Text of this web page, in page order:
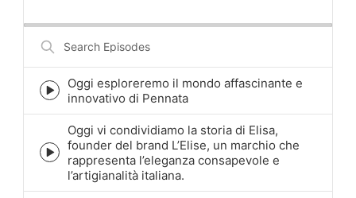
Search
Episodes
Episode
play
icon
Oggi esploreremo il mondo affascinante e
innovativo di Pennata
Episode
play
icon
Oggi vi condividiamo la storia di Elisa,
founder del brand L’Elise, un marchio che
rappresenta l’eleganza consapevole e
l’artigianalità italiana.